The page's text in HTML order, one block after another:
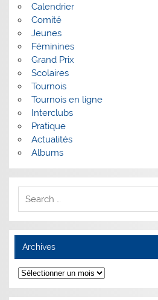
Calendrier
Comité
Jeunes
Féminines
Grand Prix
Scolaires
Tournois
Tournois en ligne
Interclubs
Pratique
Actualités
Albums
Archives
Archives